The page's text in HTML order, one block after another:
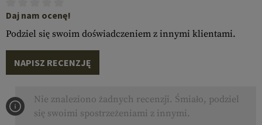
Daj nam ocenę!
Podziel się swoim doświadczeniem z innymi klientami.
NAPISZ RECENZJĘ
Nie znaleziono żadnych recenzji. Śmiało, podziel
się swoimi spostrzeżeniami z innymi.